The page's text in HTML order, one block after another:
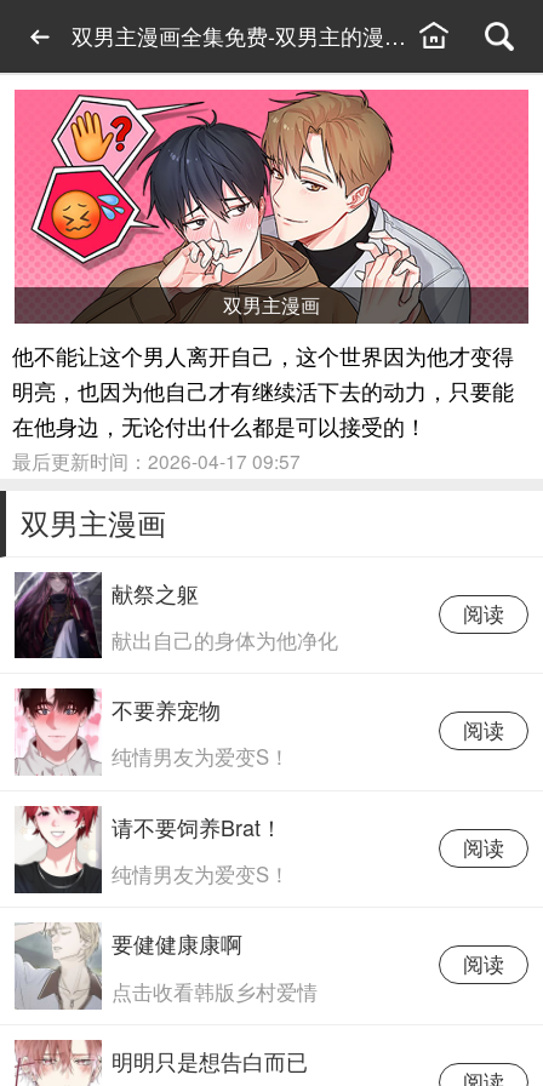
双男主漫画全集免费-双男主的漫画推荐-双男主
双男主漫画
他不能让这个男人离开自己，这个世界因为他才变得
明亮，也因为他自己才有继续活下去的动力，只要能
在他身边，无论付出什么都是可以接受的！
最后更新时间：2026-04-17 09:57
双男主漫画
献祭之躯
献出自己的身体为他净化
阅读
不要养宠物
纯情男友为爱变S！
阅读
请不要饲养Brat！
纯情男友为爱变S！
阅读
要健健康康啊
点击收看韩版乡村爱情
阅读
明明只是想告白而已